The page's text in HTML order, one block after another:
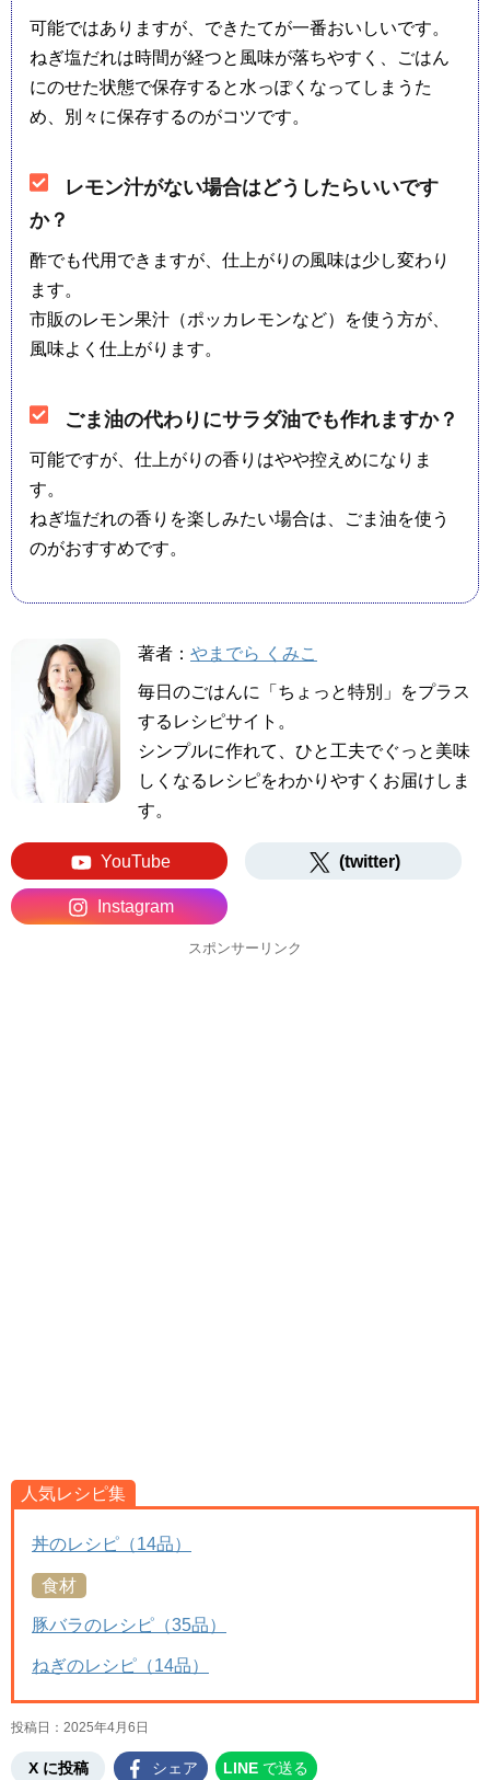
可能ではありますが、できたてが一番おいしいです。
ねぎ塩だれは時間が経つと風味が落ちやすく、ごはん
にのせた状態で保存すると水っぽくなってしまうた
め、別々に保存するのがコツです。
レモン汁がない場合はどうしたらいいです
か？
酢でも代用できますが、仕上がりの風味は少し変わり
ます。
市販のレモン果汁（ポッカレモンなど）を使う方が、
風味よく仕上がります。
ごま油の代わりにサラダ油でも作れますか？
可能ですが、仕上がりの香りはやや控えめになりま
す。
ねぎ塩だれの香りを楽しみたい場合は、ごま油を使う
のがおすすめです。
著者： やまでら くみこ
毎日のごはんに「ちょっと特別」をプラス
するレシピサイト。
シンプルに作れて、ひと工夫でぐっと美味
しくなるレシピをわかりやすくお届けしま
す。
YouTube (twitter)
Instagram
スポンサーリンク
人気レシピ集
丼のレシピ（14品）
食材
豚バラのレシピ（35品）
ねぎのレシピ（14品）
投稿日： 2025年4月6日
X に投稿 シェア LINE で送る